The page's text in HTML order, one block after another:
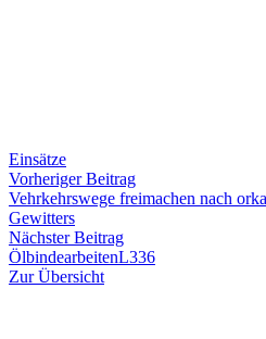
Einsätze
Beitragsnavigation
Vorheriger BeitragVorheriger
Beitrag:
Vehrkehrswege freimachen nach
Gewitters
Nächster BeitragNächster
Beitrag:
ÖlbindearbeitenL336
Zur Übersicht